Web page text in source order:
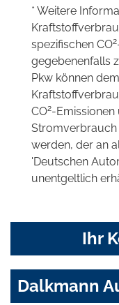
* Weitere
spezifischen CO2
gegebenenfalls
Pkw können
CO2-Emissionen
werden, der an
'Deutschen
unentgeltlich
Ihr
Dalkmann